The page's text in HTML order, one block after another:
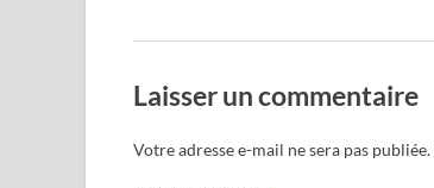
Laisser un commentaire
Votre adresse e-mail ne sera pas publiée.